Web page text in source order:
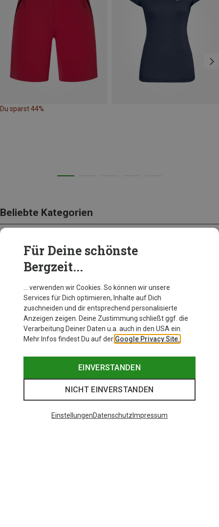
Du sparst 44%
Beliebte Kategorien
BEKLEIDUNG
Für Deine schönste
Bergzeit...
… verwenden wir Cookies. So können wir unsere
Services für Dich optimieren, Inhalte auf Dich
zuschneiden und dir entsprechend personalisierte
Anzeigen zeigen. Deine Zustimmung schließt ggf. die
Verarbeitung Deiner Daten u.a. auch in den USA ein.
Mehr Infos findest Du auf der Google Privacy Site.
EINVERSTANDEN
NICHT EINVERSTANDEN
EinstellungenDatenschutz Impressum